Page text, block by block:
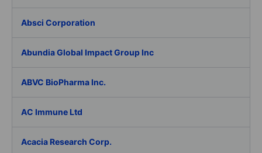
Absci Corporation
Abundia Global Impact Group Inc
ABVC BioPharma Inc.
AC Immune Ltd
Acacia Research Corp.